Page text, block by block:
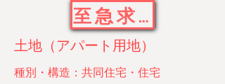
至急求む
土地（アパート用地）
​種別・構造：共同住宅・住宅